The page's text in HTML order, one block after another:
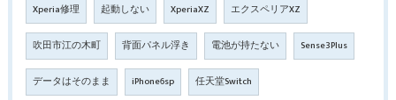
Xperia修理 起動しない XperiaXZ エクスペリアXZ
吹田市江の木町 背面パネル浮き 電池が持たない Sense3Plus
データはそのまま iPhone6sp 任天堂Switch